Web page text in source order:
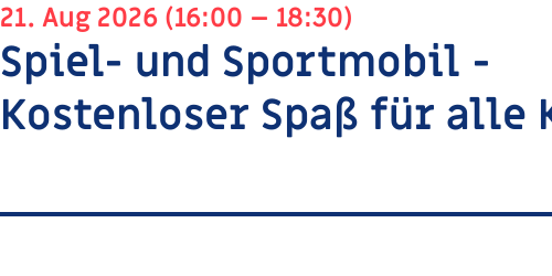
21. Aug 2026 (16:00 – 18:30)
Spiel- und Sportmobil -
Kostenloser Spaß für alle